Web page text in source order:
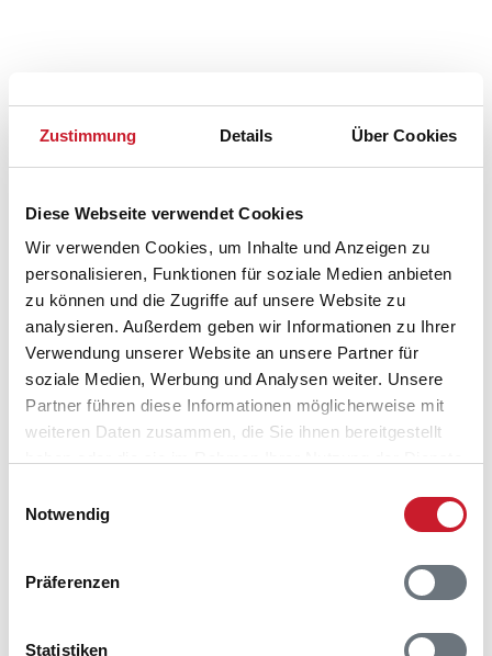
Zustimmung Details Über Cookies
Diese Webseite verwendet Cookies
Wir verwenden Cookies, um Inhalte und Anzeigen zu
personalisieren, Funktionen für soziale Medien anbieten
zu können und die Zugriffe auf unsere Website zu
analysieren. Außerdem geben wir Informationen zu Ihrer
Verwendung unserer Website an unsere Partner für
soziale Medien, Werbung und Analysen weiter. Unsere
Partner führen diese Informationen möglicherweise mit
weiteren Daten zusammen, die Sie ihnen bereitgestellt
Notwendig
Präferenzen
Statistiken
Belegungskalender
Reisedauer auswählen
Anzahl Reisende auswählen
Sie bekommen Verfügbarkeit und Preis angezeigt
Reisezeitraumes auch Änderungen bei der